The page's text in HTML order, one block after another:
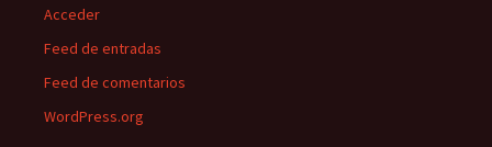
Acceder
Feed de entradas
Feed de comentarios
WordPress.org